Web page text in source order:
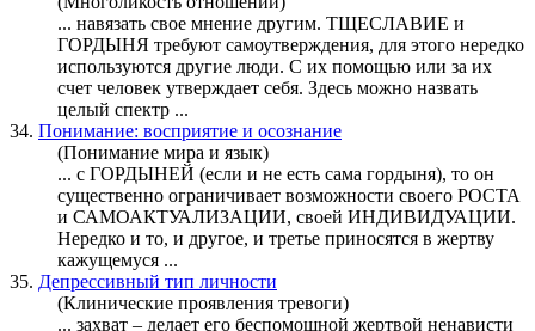
... навязать свое мнение другим. ТЩЕСЛАВИЕ и
ГОРДЫНЯ требуют самоутверждения, для этого нередко
используются другие люди. С их помощью или за их
счет человек утверждает себя. Здесь можно назвать
целый спектр ...
34. Понимание: восприятие и осознание
(Понимание мира и язык)
... с ГОРДЫНЕЙ (если и не есть сама гордыня), то он
существенно ограничивает возможности своего РОСТА
и САМОАКТУАЛИЗАЦИИ, своей ИНДИВИДУАЦИИ.
Нередко и то, и другое, и третье приносятся в жертву
кажущемуся ...
35. Депрессивный тип личности
(Клинические проявления тревоги)
... захват – делает его беспомощной жертвой ненависти